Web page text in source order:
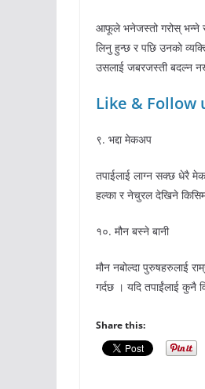
आफूले भनेजस्तो गरोस् भन्ने
लिनु हुन्छ र पछि उनको
उसलाई जबरजस्ती बदल्न
Like & Follow
९. भद्दा मेकअप
तपाईलाई लाग्न सक्छ धेरै
हल्का र नेचुरल देखिने
१०. मौन बस्ने बानी
मौन नबोल्दा पुरुषहरुलाई
गर्दछ । यदि तपाईंलाई कुनै
Share this: